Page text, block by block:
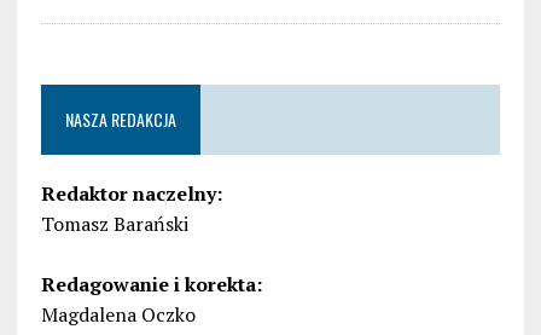
NASZA REDAKCJA
Redaktor naczelny:
Tomasz Barański
Redagowanie i korekta:
Magdalena Oczko